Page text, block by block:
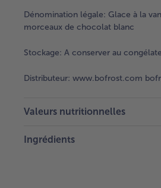
Dénomination légale: Glace à la
morceaux de chocolat blanc
Stockage: A conserver au
Distributeur: www.bofrost.com
Valeurs nutritionnelles
Ingrédients